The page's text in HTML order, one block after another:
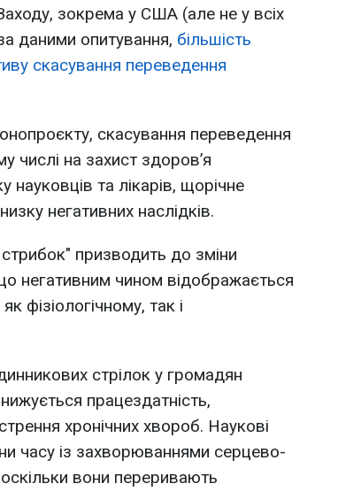
зокрема у США (але не у всіх
даними опитування, більшість
скасування переведення
скасування переведення
числі на захист здоров’я
науковців та лікарів, щорічне
негативних наслідків.
призводить до зміни
негативним чином відображається
фізіологічному, так і
стрілок у громадян
працездатність,
хронічних хвороб. Наукові
часу із захворюваннями серцево-
вони переривають